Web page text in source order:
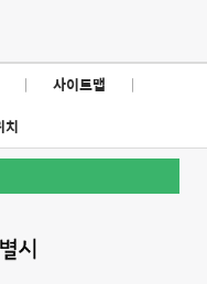
| 사이트맵
|
치